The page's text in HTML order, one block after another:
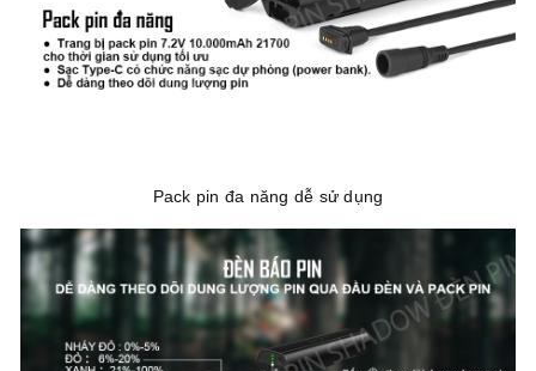
Pack pin đa năng dễ sử dụng